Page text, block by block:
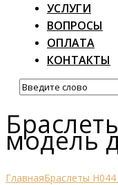
УСЛУГИ
ВОПРОСЫ
ОПЛАТА
КОНТАКТЫ
модель
ГлавнаяБраслеты